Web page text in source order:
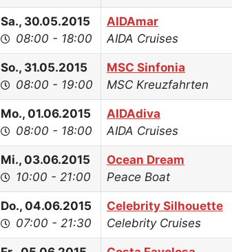
Sa., 30.05.2015
08:00 - 18:00
AIDAmar
AIDA Cruises
So., 31.05.2015
08:00 - 19:00
MSC Sinfonia
MSC Kreuzfahrten
Mo., 01.06.2015
08:00 - 18:00
AIDAdiva
AIDA Cruises
Mi., 03.06.2015
10:00 - 21:00
Ocean Dream
Peace Boat
Do., 04.06.2015
07:00 - 21:30
Celebrity Silhouette
Celebrity Cruises